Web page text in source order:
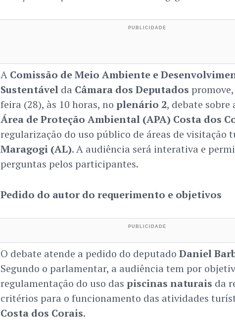
A Comissão de Meio Ambiente e
Sustentávelda Câmara dos Deputados
feira (28), às 10 horas, no plenário 2, debate sobre
Área de Proteção Ambiental (APA) Costa dos
regularização do uso público de áreas de visitação
Maragogi (AL). A audiência será interativa e
perguntas pelos participantes.
Pedido do autor do requerimento e objetivos
O debate atende a pedido do deputado Daniel
Segundo o parlamentar, a audiência tem por
regulamentação do uso das piscinas naturais da
critérios para o funcionamento das atividades
Costa dos Corais.